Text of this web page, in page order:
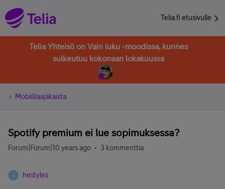
Telia.fi etusivulle
Telia Yhteisö on Vain luku -moodissa, kunnes
sulkeutuu kokonaan lokakuussa
Mobiililaajakaista
Spotify premium ei lue sopimuksessa?
Forum|Forum|10 years ago 3 kommenttia
H hestyles